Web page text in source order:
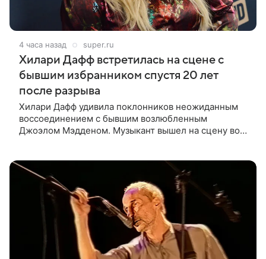
4 часа назад super.ru
Хилари Дафф встретилась на сцене с
бывшим избранником спустя 20 лет
после разрыва
Хилари Дафф удивила поклонников неожиданным
воссоединением с бывшим возлюбленным
Джоэлом Мэдденом. Музыкант вышел на сцену во